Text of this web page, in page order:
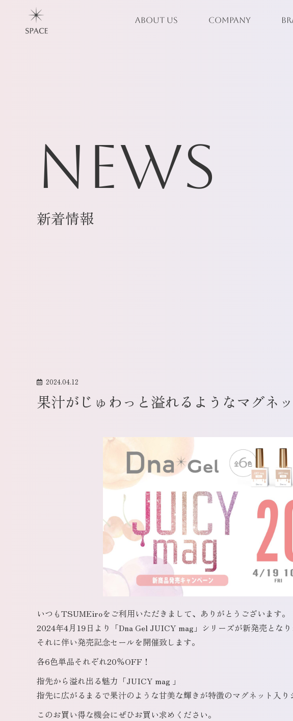
ABOUT US COMPANY
NEWS
新着情報
2024.04.12
果汁がじゅわっと溢れるようなマグネ
いつもTSUMEiroをご利用いただきまして、ありがとうございます。
2024年4月19日より「Dna Gel JUICY mag」シリーズが新発売となり
それに伴い発売記念セールを開催致します。
各6色単品それぞれ20％OFF！
指先から溢れ出る魅力「JUICY mag 」
指先に広がるまるで果汁のような甘美な輝きが特徴のマグネット入り
このお買い得な機会にぜひお買い求めください。